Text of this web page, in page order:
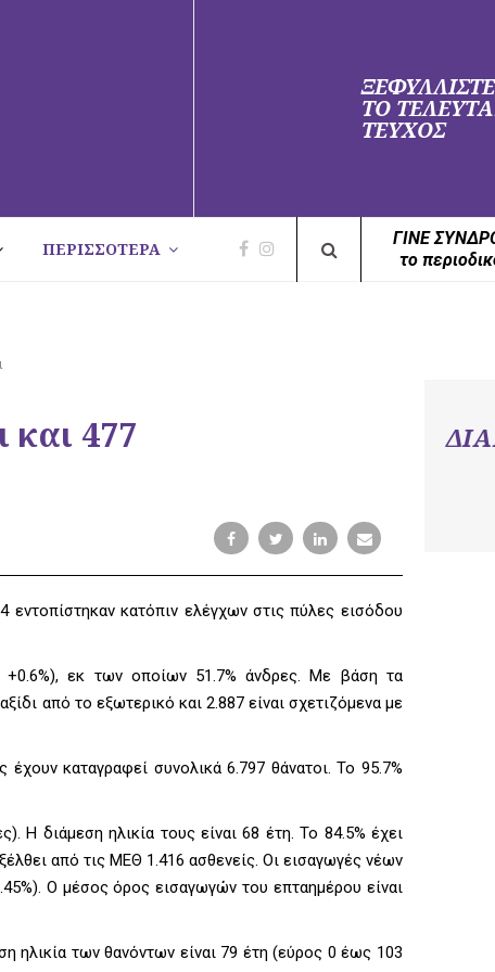
ΞΕΦΥΛΛΙΣΤΕ
ΤΟ
ΤΕΥΧΟΣ
ΠΕΡΙΣΣΟΤΕΡΑ
ΓΙΝΕ
το
και 477
κατόπιν ελέγχων στις πύλες εισόδου
+0.6%), εκ των οποίων 51.7% άνδρες. Με βάση τα
από το εξωτερικό και 2.887 είναι σχετιζόμενα με
καταγραφεί συνολικά 6.797 θάνατοι. Το 95.7%
Η διάμεση ηλικία τους είναι 68 έτη. To 84.5% έχει
από τις ΜΕΘ 1.416 ασθενείς. Οι εισαγωγές νέων
Ο μέσος όρος εισαγωγών του επταημέρου είναι
ηλικία των θανόντων είναι 79 έτη (εύρος 0 έως 103